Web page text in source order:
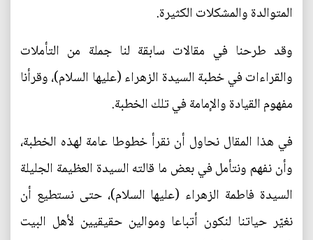
المتوالدة والمشكلات الكثيرة.
وقد طرحنا في مقالات سابقة لنا جملة من التأملات
والقراءات في خطبة السيدة الزهراء (عليها السلام)، وقرأنا
مفهوم القيادة والإمامة في تلك الخطبة.
في هذا المقال نحاول أن نقرأ خطوطا عامة لهذه الخطبة،
وأن نفهم ونتأمل في بعض ما قالته السيدة العظيمة الجليلة
السيدة فاطمة الزهراء (عليها السلام)، حتى نستطيع أن
نغيّر حياتنا لنكون أتباعا وموالين حقيقيين لأهل البيت